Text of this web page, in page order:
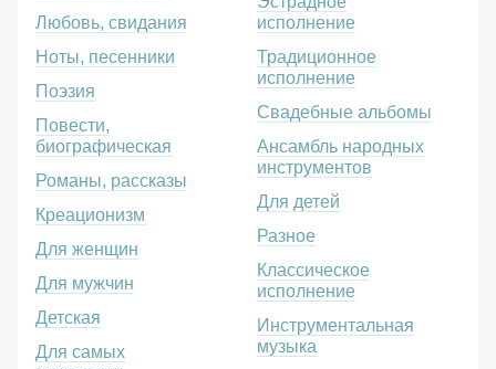
Любовь, свидания
Ноты, песенники
Поэзия
Повести,
биографическая
Романы, рассказы
Креационизм
Для женщин
Для мужчин
Детская
Для самых
исполнение
Традиционное
исполнение
Свадебные альбомы
Ансамбль народных
инструментов
Для детей
Разное
Классическое
исполнение
Инструментальная
музыка